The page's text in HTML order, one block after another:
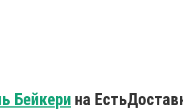
Бейкери на